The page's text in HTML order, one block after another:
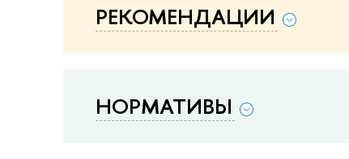
РЕКОМЕНДАЦИИ
НОРМАТИВЫ